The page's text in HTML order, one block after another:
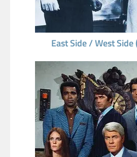
East Side / West Side